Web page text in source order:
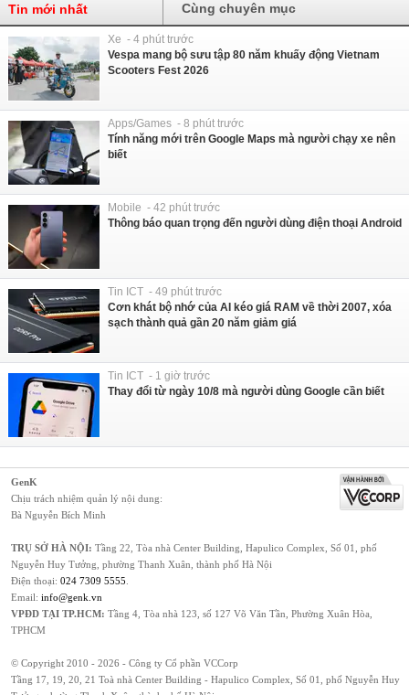
Tin mới nhất Cùng chuyên mục
Xe - 4 phút trước
Vespa mang bộ sưu tập 80 năm khuấy động Vietnam
Scooters Fest 2026
Apps/Games - 8 phút trước
Tính năng mới trên Google Maps mà người chạy xe nên
biết
Mobile - 42 phút trước
Thông báo quan trọng đến người dùng điện thoại Android
Tin ICT - 49 phút trước
Cơn khát bộ nhớ của AI kéo giá RAM về thời 2007, xóa
sạch thành quả gần 20 năm giảm giá
Tin ICT - 1 giờ trước
Thay đổi từ ngày 10/8 mà người dùng Google cần biết
GenK
Chịu trách nhiệm quản lý nội dung:
Bà Nguyễn Bích Minh
TRỤ SỞ HÀ NỘI: Tầng 22, Tòa nhà Center Building, Hapulico Complex, Số 01, phố
Nguyễn Huy Tưởng, phường Thanh Xuân, thành phố Hà Nội
Điện thoại: 024 7309 5555
Email: info@genk.vn
VPĐD TẠI TP.HCM: Tầng 4, Tòa nhà 123, số 127 Võ Văn Tần, Phường Xuân Hòa,
TPHCM
© Copyright 2010 - 2026 - Công ty Cổ phần VCCorp
Tầng 17, 19, 20, 21 Toà nhà Center Building - Hapulico Complex, Số 01, phố Nguyễn Huy